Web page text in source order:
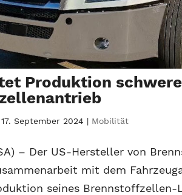
Produktion
17. September 2024 | Mobilität
– Der US-Hersteller von
mit dem
seines Brennstoffzellen-